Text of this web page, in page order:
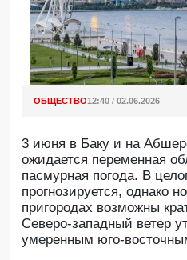
ОБЩЕСТВО12:40 / 02.06.2026
3 июня в Баку и на
ожидается переменная
пасмурная погода. В
прогнозируется, однако
пригородах возможны
Северо-западный ветер
умеренным юго-